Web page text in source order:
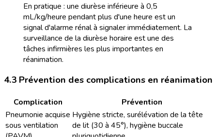
En pratique : une diurèse inférieure à 0,5
mL/kg/heure pendant plus d'une heure est un
signal d'alarme rénal à signaler immédiatement. La
surveillance de la diurèse horaire est une des
tâches infirmières les plus importantes en
réanimation.
4.3 Prévention des complications en réanimation
Complication
Prévention
Pneumonie acquise
sous ventilation
Hygiène stricte, surélévation de la tête
de lit (30 à 45°), hygiène buccale